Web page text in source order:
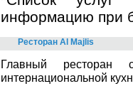
информацию при
Ресторан Al Majlis
Главный ресторан
интернациональной